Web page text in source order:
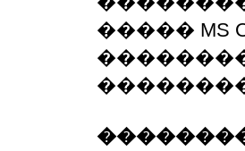
����� MS